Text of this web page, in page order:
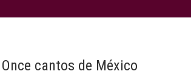
Once cantos de México